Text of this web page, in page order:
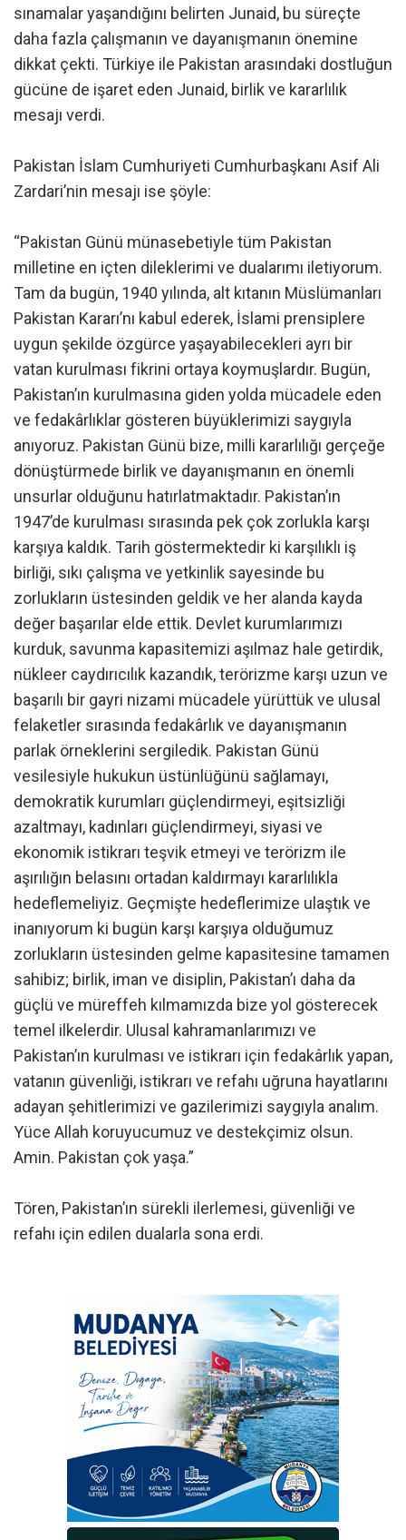
sınamalar yaşandığını belirten Junaid, bu süreçte
daha fazla çalışmanın ve dayanışmanın önemine
dikkat çekti. Türkiye ile Pakistan arasındaki dostluğun
gücüne de işaret eden Junaid, birlik ve kararlılık
mesajı verdi.
Pakistan İslam Cumhuriyeti Cumhurbaşkanı Asif Ali
Zardari’nin mesajı ise şöyle:
“Pakistan Günü münasebetiyle tüm Pakistan
milletine en içten dileklerimi ve dualarımı iletiyorum.
Tam da bugün, 1940 yılında, alt kıtanın Müslümanları
Pakistan Kararı’nı kabul ederek, İslami prensiplere
uygun şekilde özgürce yaşayabilecekleri ayrı bir
vatan kurulması fikrini ortaya koymuşlardır. Bugün,
Pakistan’ın kurulmasına giden yolda mücadele eden
ve fedakârlıklar gösteren büyüklerimizi saygıyla
anıyoruz. Pakistan Günü bize, milli kararlılığı gerçeğe
dönüştürmede birlik ve dayanışmanın en önemli
unsurlar olduğunu hatırlatmaktadır. Pakistan’ın
1947’de kurulması sırasında pek çok zorlukla karşı
karşıya kaldık. Tarih göstermektedir ki karşılıklı iş
birliği, sıkı çalışma ve yetkinlik sayesinde bu
zorlukların üstesinden geldik ve her alanda kayda
değer başarılar elde ettik. Devlet kurumlarımızı
kurduk, savunma kapasitemizi aşılmaz hale getirdik,
nükleer caydırıcılık kazandık, terörizme karşı uzun ve
başarılı bir gayri nizami mücadele yürüttük ve ulusal
felaketler sırasında fedakârlık ve dayanışmanın
parlak örneklerini sergiledik. Pakistan Günü
vesilesiyle hukukun üstünlüğünü sağlamayı,
demokratik kurumları güçlendirmeyi, eşitsizliği
azaltmayı, kadınları güçlendirmeyi, siyasi ve
ekonomik istikrarı teşvik etmeyi ve terörizm ile
aşırılığın belasını ortadan kaldırmayı kararlılıkla
hedeflemeliyiz. Geçmişte hedeflerimize ulaştık ve
inanıyorum ki bugün karşı karşıya olduğumuz
zorlukların üstesinden gelme kapasitesine tamamen
sahibiz; birlik, iman ve disiplin, Pakistan’ı daha da
güçlü ve müreffeh kılmamızda bize yol gösterecek
temel ilkelerdir. Ulusal kahramanlarımızı ve
Pakistan’ın kurulması ve istikrarı için fedakârlık yapan,
vatanın güvenliği, istikrarı ve refahı uğruna hayatlarını
adayan şehitlerimizi ve gazilerimizi saygıyla analım.
Yüce Allah koruyucumuz ve destekçimiz olsun.
Amin. Pakistan çok yaşa.”
Tören, Pakistan’ın sürekli ilerlemesi, güvenliği ve
refahı için edilen dualarla sona erdi.